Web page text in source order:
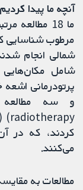
آنچه ما پیدا کردیم
مرطوب شناسایی
شمالی انجام
شامل مکان‌هایی
کردند، که در
می‌کنند.
مطالعات به